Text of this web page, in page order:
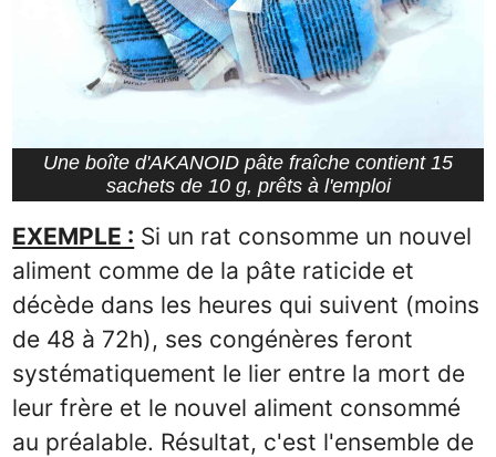
Une boîte d'AKANOID pâte fraîche contient 15
sachets de 10 g, prêts à l'emploi
EXEMPLE : Si un rat consomme un nouvel
aliment comme de la pâte raticide et
décède dans les heures qui suivent (moins
de 48 à 72h), ses congénères feront
systématiquement le lier entre la mort de
leur frère et le nouvel aliment consommé
au préalable. Résultat, c'est l'ensemble de